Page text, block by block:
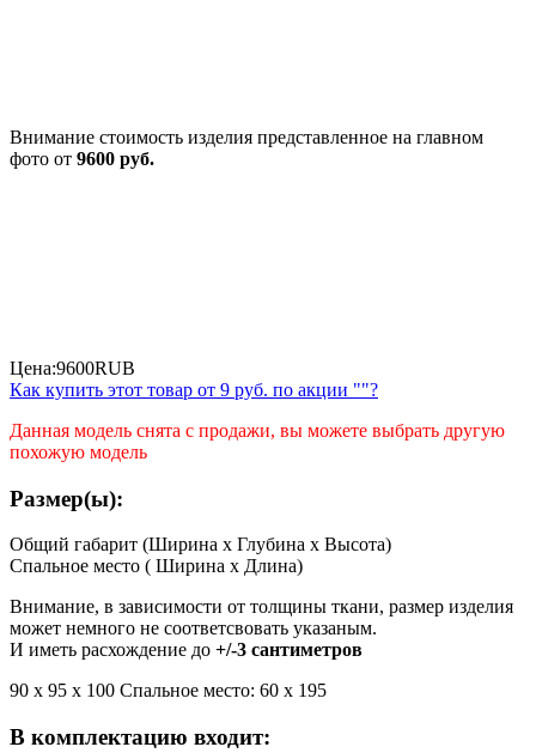
Внимание стоимость изделия представленное на главном
фото от 9600 руб.
Цена:9600RUB
Как купить этот товар от 9 руб. по акции ""?
Данная модель снята с продажи, вы можете выбрать другую
похожую модель
Размер(ы):
Общий габарит (Ширина x Глубина x Высота)
Спальное место ( Ширина x Длина)
Внимание, в зависимости от толщины ткани, размер изделия
может немного не соответсвовать указаным.
И иметь расхождение до +/-3 сантиметров
90 х 95 х 100 Спальное место: 60 х 195
В комплектацию входит: